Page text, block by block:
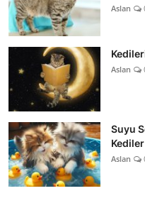
Aslan
Aslan
Suyu
Aslan